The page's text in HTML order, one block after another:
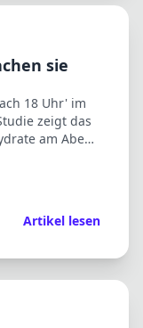
sie
18 Uhr' im
zeigt das
am Abend
Artikel lesen